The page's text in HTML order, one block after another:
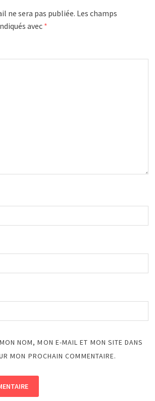
ne sera pas publiée. Les champs
avec *
NOM, MON E-MAIL ET MON SITE DANS
MON PROCHAIN COMMENTAIRE.